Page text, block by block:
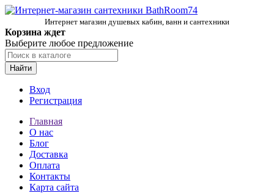
Интернет магазин душевых кабин, ванн и сантехники
Корзина ждет
Выберите любое предложение
Найти
Вход
Регистрация
Главная
О нас
Блог
Доставка
Оплата
Контакты
Карта сайта